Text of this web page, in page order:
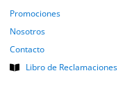
Promociones
Nosotros
Contacto
Libro de Reclamaciones